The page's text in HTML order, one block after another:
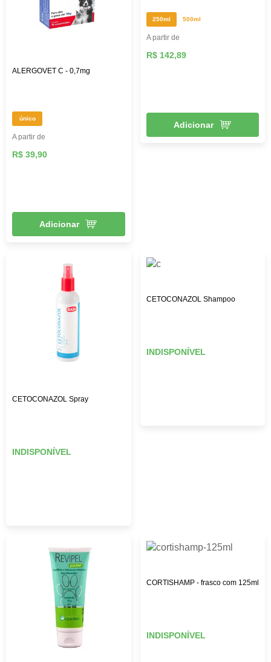
ALERGOVET C - 0,7mg
único
A partir de
R$ 39,90
Adicionar
250ml 500ml
A partir de
R$ 142,89
Adicionar
CETOCONAZOL Spray
INDISPONÍVEL
CETOCONAZOL Shampoo
INDISPONÍVEL
CORTISHAMP - frasco com 125ml
INDISPONÍVEL